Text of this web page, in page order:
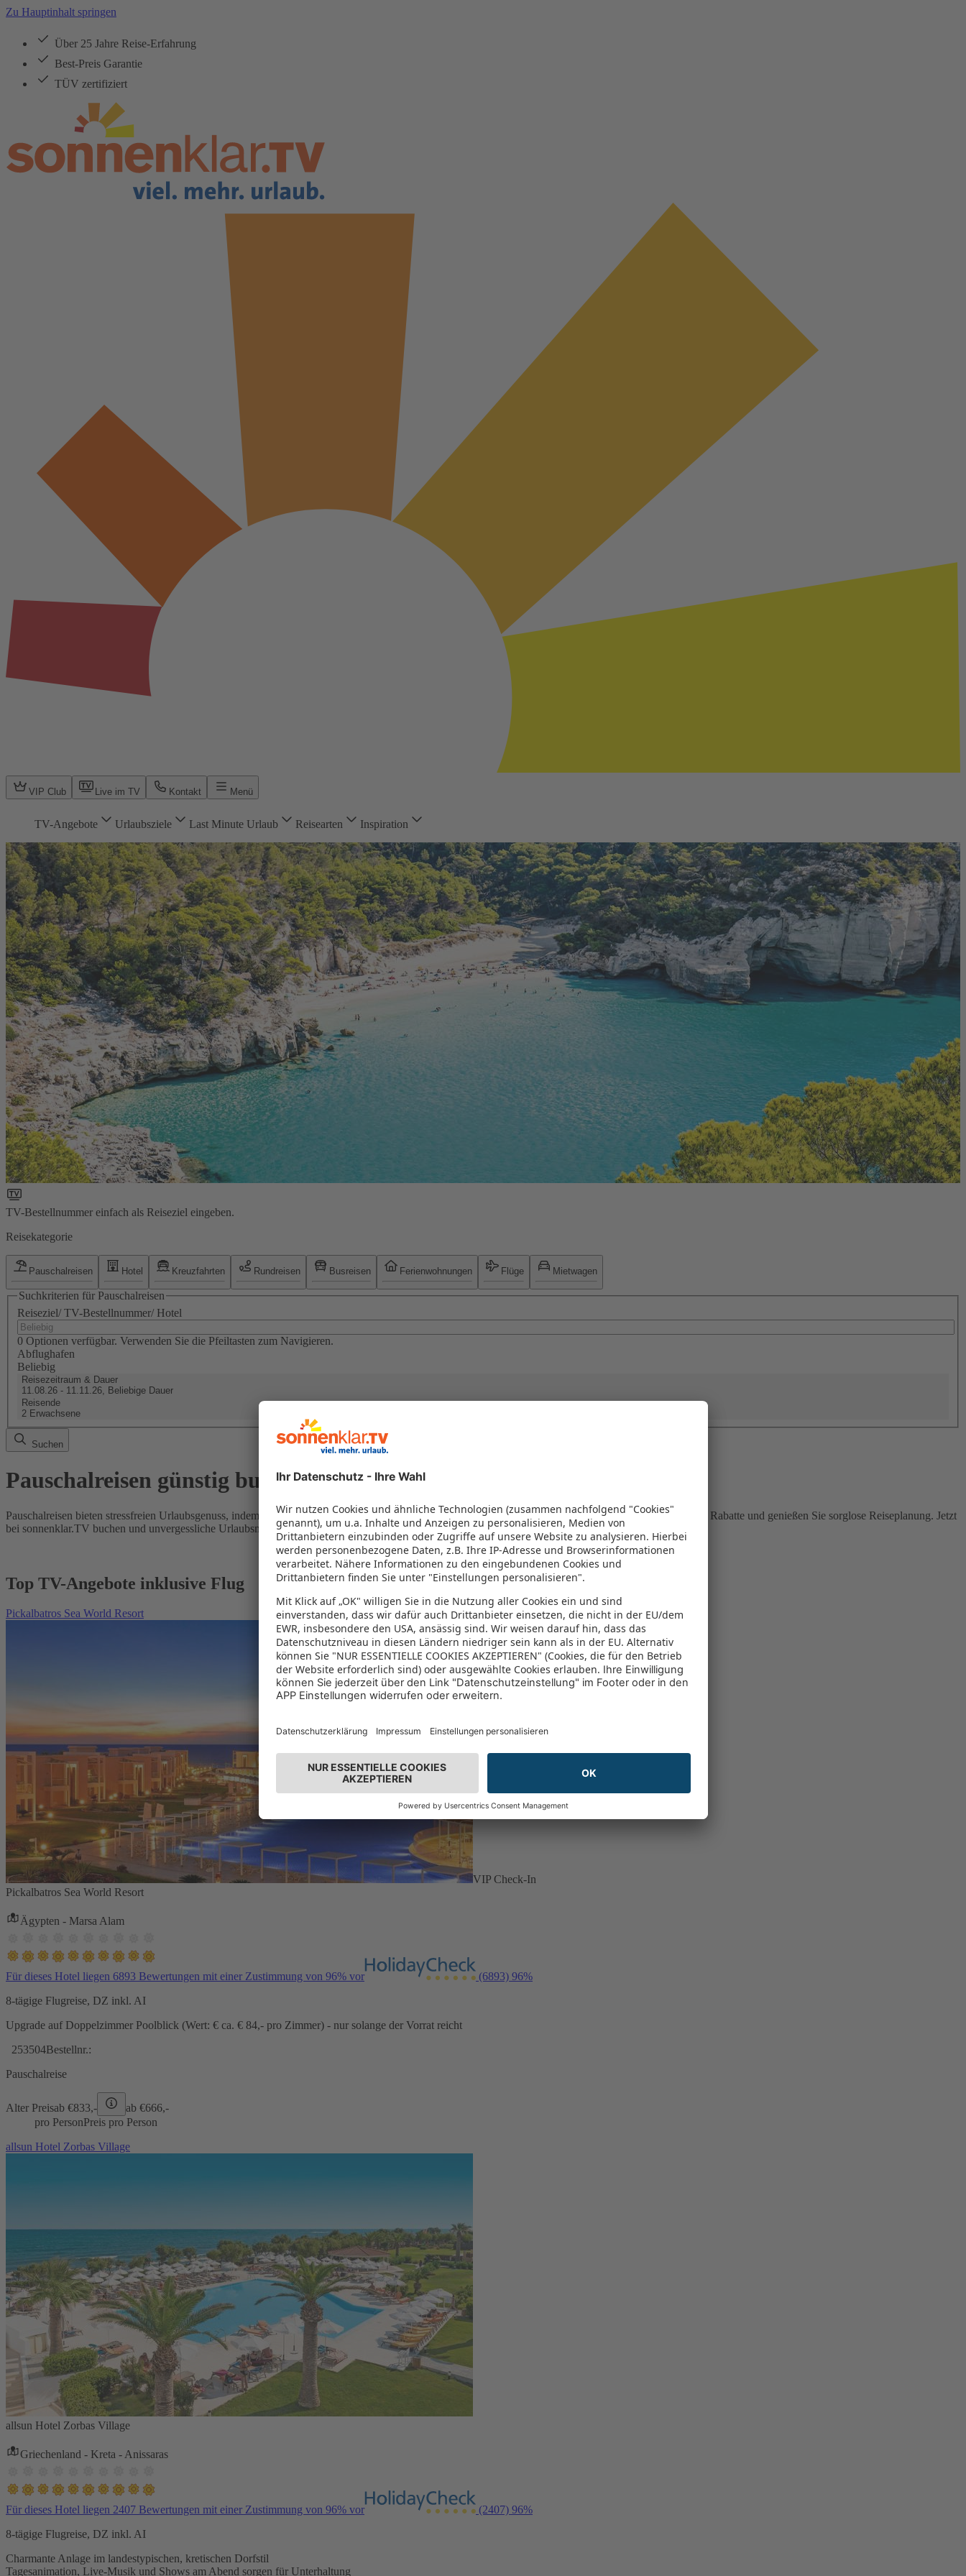
Zu Hauptinhalt springen
Über 25 Jahre Reise-Erfahrung
Best-Preis Garantie
TÜV zertifiziert
VIP Club Live im TV Kontakt Menü
TV-Angebote Urlaubsziele Last Minute Urlaub Reisearten Inspiration
TV-Bestellnummer einfach als Reiseziel eingeben.
Reisekategorie
Pauschalreisen Hotel Kreuzfahrten Rundreisen Busreisen Ferienwohnungen Flüge Mietwagen
Suchkriterien für Pauschalreisen
Reiseziel/ TV-Bestellnummer/ Hotel
0 Optionen verfügbar. Verwenden Sie die Pfeiltasten zum Navigieren.
Abflughafen
Beliebig
Reisezeitraum & Dauer
11.08.26 - 11.11.26, Beliebige Dauer
Reisende
2 Erwachsene
Suchen
Pauschalreisen günstig buchen
Pauschalreisen bieten stressfreien Urlaubsgenuss, indem Flug und Hotel in einem Paket kombiniert werden – das spart Zeit und Geld. Nutzen Sie attraktive Rabatte und genießen Sie sorglose Reiseplanung. Jetzt
bei sonnenklar.TV buchen und unvergessliche Urlaubsmomente erleben!
Top TV-Angebote inklusive Flug
Pickalbatros Sea World Resort
VIP Check-In
Pickalbatros Sea World Resort
Ägypten - Marsa Alam
Für dieses Hotel liegen 6893 Bewertungen mit einer Zustimmung von 96% vor (6893) 96%
8-tägige Flugreise, DZ inkl. AI
Upgrade auf Doppelzimmer Poolblick (Wert: € ca. € 84,- pro Zimmer) - nur solange der Vorrat reicht
253504Bestellnr.:
Pauschalreise
Alter Preisab €833,- ab €666,-
pro PersonPreis pro Person
allsun Hotel Zorbas Village
allsun Hotel Zorbas Village
Griechenland - Kreta - Anissaras
Für dieses Hotel liegen 2407 Bewertungen mit einer Zustimmung von 96% vor (2407) 96%
8-tägige Flugreise, DZ inkl. AI
Charmante Anlage im landestypischen, kretischen Dorfstil
Tagesanimation, Live-Musik und Shows am Abend sorgen für Unterhaltung